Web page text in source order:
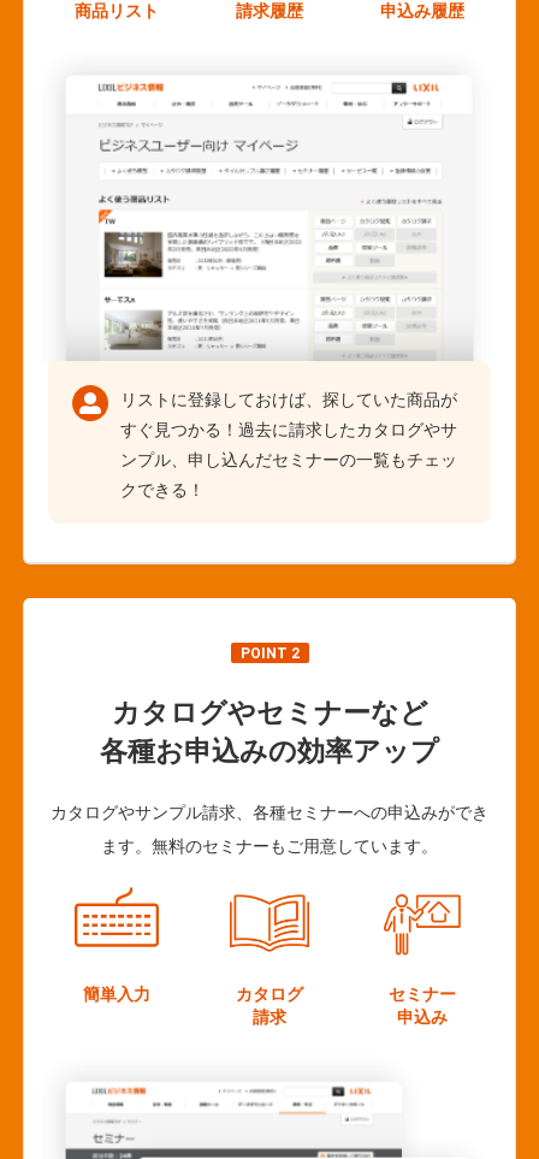
商品リスト
請求履歴
申込み履歴
リストに登録しておけば、探していた商品が
すぐ見つかる！過去に請求したカタログやサ
ンプル、申し込んだセミナーの一覧もチェッ
クできる！
POINT 2
カタログやセミナーなど
各種お申込みの効率アップ
カタログやサンプル請求、各種セミナーへの申込みができ
ます。無料のセミナーもご用意しています。
簡単入力
カタログ
請求
セミナー
申込み